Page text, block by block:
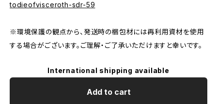
todieofvisceroth-sdr-59
※環境保護の観点から、発送時の梱包材には再利用資材を使用
する場合がございます。ご理解・ご了承いただけますと幸いです。
International shipping available
Add to cart